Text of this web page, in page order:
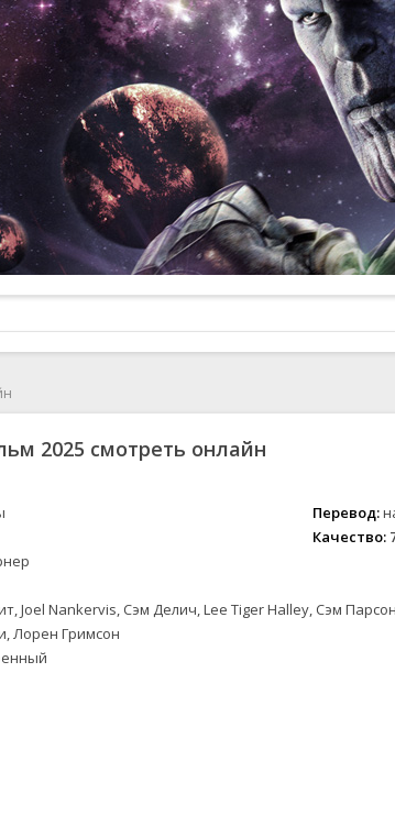
2025 смотреть онлайн
Перевод:
Качество:
Joel Nankervis, Сэм Делич, Lee Tiger Halley, Сэм
Лорен Гримсон